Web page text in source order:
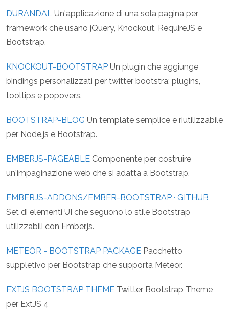
DURANDAL Un'applicazione di una sola pagina per
framework che usano jQuery, Knockout, RequireJS e
Bootstrap.
KNOCKOUT-BOOTSTRAP Un plugin che aggiunge
bindings personalizzati per twitter bootstra: plugins,
tooltips e popovers.
BOOTSTRAP-BLOG Un template semplice e riutilizzabile
per Node.js e Bootstrap.
EMBERJS-PAGEABLE Componente per costruire
un'impaginazione web che si adatta a Bootstrap.
EMBERJS-ADDONS/EMBER-BOOTSTRAP · GITHUB
Set di elementi UI che seguono lo stile Bootstrap
utilizzabili con Ember.js.
METEOR - BOOTSTRAP PACKAGE Pacchetto
suppletivo per Bootstrap che supporta Meteor.
EXTJS BOOTSTRAP THEME Twitter Bootstrap Theme
per ExtJS 4